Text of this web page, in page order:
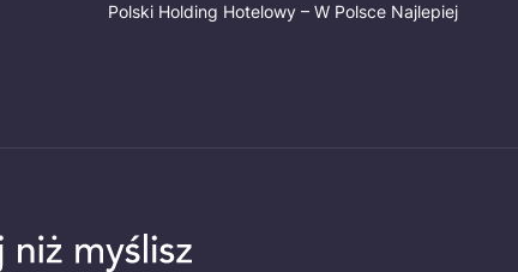
Polski Holding Hotelowy – W Polsce Najlepiej